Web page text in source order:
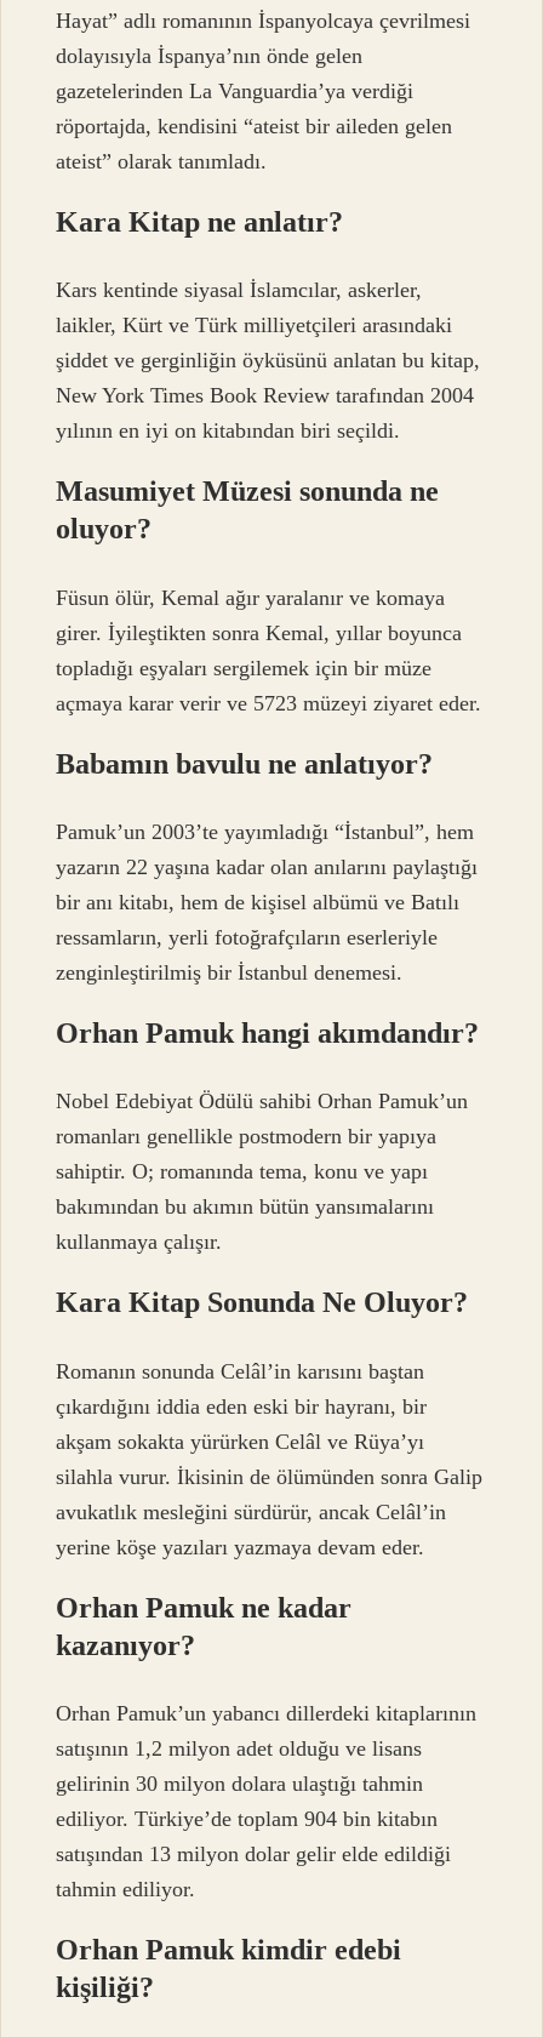
Hayat” adlı romanının İspanyolcaya çevrilmesi
dolayısıyla İspanya’nın önde gelen
gazetelerinden La Vanguardia’ya verdiği
röportajda, kendisini “ateist bir aileden gelen
ateist” olarak tanımladı.
Kara Kitap ne anlatır?
Kars kentinde siyasal İslamcılar, askerler,
laikler, Kürt ve Türk milliyetçileri arasındaki
şiddet ve gerginliğin öyküsünü anlatan bu kitap,
New York Times Book Review tarafından 2004
yılının en iyi on kitabından biri seçildi.
Masumiyet Müzesi sonunda ne
oluyor?
Füsun ölür, Kemal ağır yaralanır ve komaya
girer. İyileştikten sonra Kemal, yıllar boyunca
topladığı eşyaları sergilemek için bir müze
açmaya karar verir ve 5723 müzeyi ziyaret eder.
Babamın bavulu ne anlatıyor?
Pamuk’un 2003’te yayımladığı “İstanbul”, hem
yazarın 22 yaşına kadar olan anılarını paylaştığı
bir anı kitabı, hem de kişisel albümü ve Batılı
ressamların, yerli fotoğrafçıların eserleriyle
zenginleştirilmiş bir İstanbul denemesi.
Orhan Pamuk hangi akımdandır?
Nobel Edebiyat Ödülü sahibi Orhan Pamuk’un
romanları genellikle postmodern bir yapıya
sahiptir. O; romanında tema, konu ve yapı
bakımından bu akımın bütün yansımalarını
kullanmaya çalışır.
Kara Kitap Sonunda Ne Oluyor?
Romanın sonunda Celâl’in karısını baştan
çıkardığını iddia eden eski bir hayranı, bir
akşam sokakta yürürken Celâl ve Rüya’yı
silahla vurur. İkisinin de ölümünden sonra Galip
avukatlık mesleğini sürdürür, ancak Celâl’in
yerine köşe yazıları yazmaya devam eder.
Orhan Pamuk ne kadar
kazanıyor?
Orhan Pamuk’un yabancı dillerdeki kitaplarının
satışının 1,2 milyon adet olduğu ve lisans
gelirinin 30 milyon dolara ulaştığı tahmin
ediliyor. Türkiye’de toplam 904 bin kitabın
satışından 13 milyon dolar gelir elde edildiği
tahmin ediliyor.
Orhan Pamuk kimdir edebi
kişiliği?